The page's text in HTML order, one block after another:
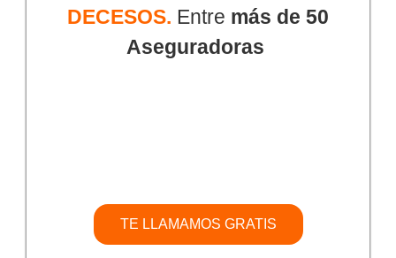
DECESOS. Entre más de 50
Aseguradoras
TE LLAMAMOS GRATIS